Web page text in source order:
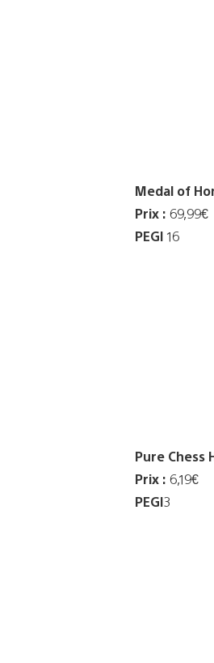
Medal of
Prix : 69,99€
PEGI 16
Pure Chess Halloween Treat